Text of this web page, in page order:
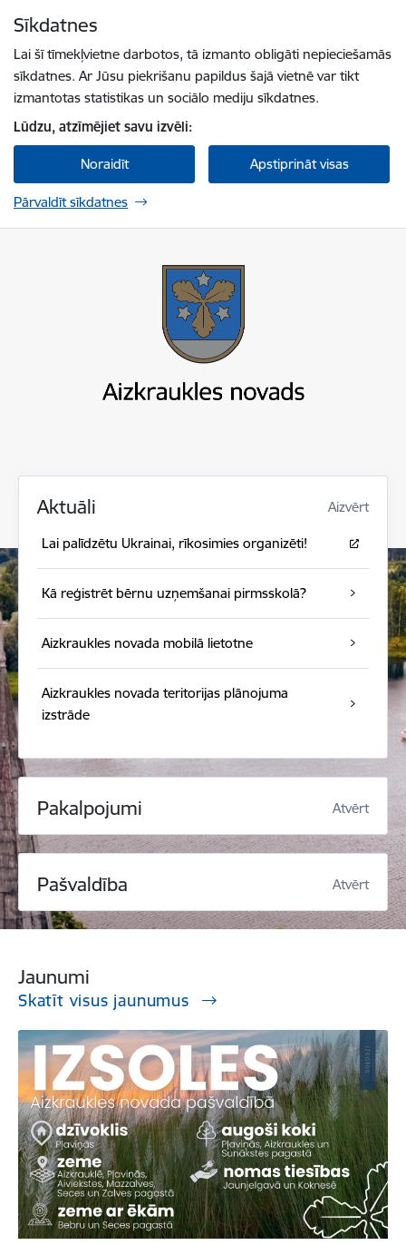
Sīkdatnes
Lai šī tīmekļvietne darbotos, tā izmanto obligāti nepieciešamās
sīkdatnes. Ar Jūsu piekrišanu papildus šajā vietnē var tikt
izmantotas statistikas un sociālo mediju sīkdatnes.
Lūdzu, atzīmējiet savu izvēli:
Noraidīt Apstiprināt visas
Pārvaldīt sīkdatnes
Aktuāli Aizvērt
Lai palīdzētu Ukrainai, rīkosimies organizēti!
Kā reģistrēt bērnu uzņemšanai pirmsskolā?
Aizkraukles novada mobilā lietotne
Aizkraukles novada teritorijas plānojuma
izstrāde
Pakalpojumi Atvērt
Pašvaldība Atvērt
Jaunumi
Skatīt visus jaunumus